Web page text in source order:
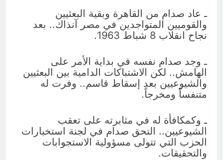
ـ عاد صدام من القاهرة وبقية البعثيين
والقوميين المتواجدين في مصر آنذاك.. بعد
نجاح انقلاب 8 شباط 1963.
ـ وجد صدام نفسه في بداية الأمر على
الهامش.. لكن الاشتباكات الدامية بين البعثيين
والشيوعيين بعد إسقاط قاسم.. وفرت له
متنفساً ومخرجاً.
ـ وكمكافأة له في مثابرته على تعقب
الشيوعيين.. التحق صدام في لجنة استخبارات
الحزب التي تتولى مسؤولية الاستجوابات
والتحقيقات.